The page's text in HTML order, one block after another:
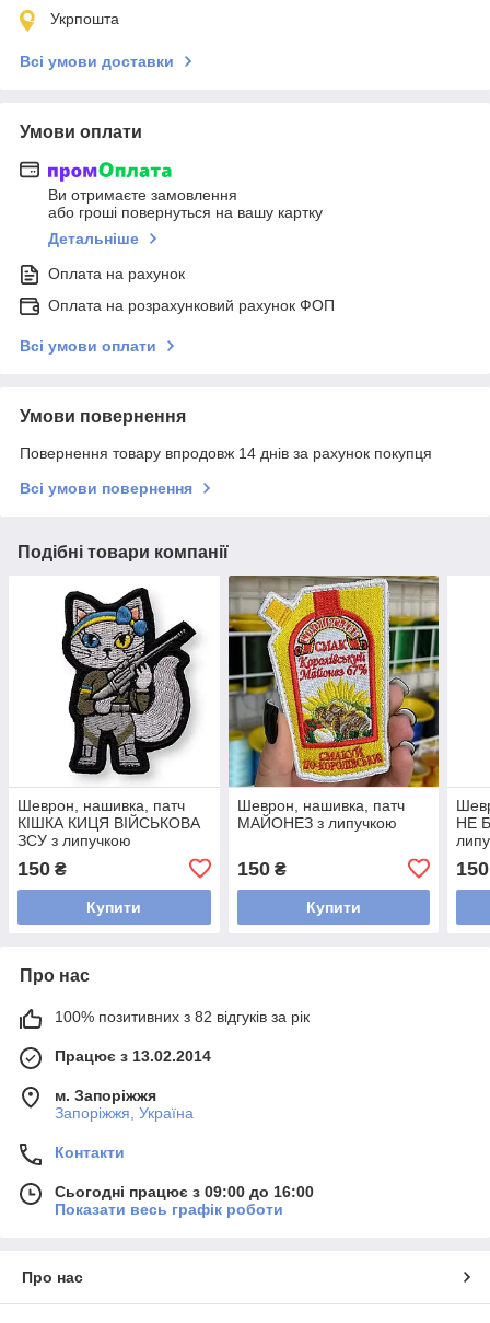
Укрпошта
Всі умови доставки
Умови оплати
Ви отримаєте замовлення
або гроші повернуться на вашу картку
Детальніше
Оплата на рахунок
Оплата на розрахунковий рахунок ФОП
Всі умови оплати
Умови повернення
Повернення товару впродовж 14 днів за рахунок покупця
Всі умови повернення
Подібні товари компанії
Шеврон, нашивка, патч
КІШКА КИЦЯ ВІЙСЬКОВА
ЗСУ з липучкою
150 ₴
Купити
Шеврон, нашивка, патч
МАЙОНЕЗ з липучкою
150₴
Купити
НЕ
150
Про нас
100% позитивних з 82 відгуків за рік
Працює з 13.02.2014
м. Запоріжжя
Запоріжжя, Україна
Контакти
Сьогодні працює з 09:00 до 16:00
Показати весь графік роботи
Про нас